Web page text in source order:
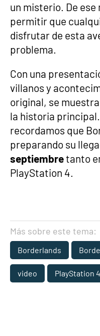
un misterio. De ese
permitir que
disfrutar de esta
problema.
Con una
villanos y
original, se
la historia
recordamos que
preparando su
septiembretanto
PlayStation 4.
Más sobre este tema:
Borderlands
video PlayStation 4